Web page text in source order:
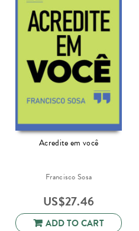
Acredite em você
Francisco Sosa
US$27.46
ADD TO CART